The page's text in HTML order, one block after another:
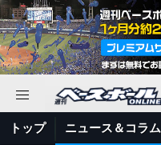
トップ ニュース＆コラム